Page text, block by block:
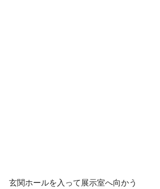
玄関ホールを入って展示室へ向かう